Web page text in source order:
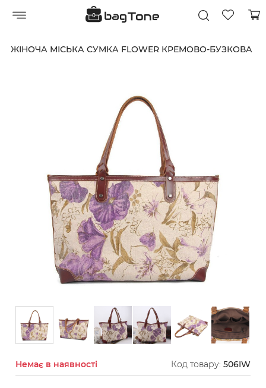
ЖІНОЧА МІСЬКА СУМКА FLOWER КРЕМОВО-БУЗКОВА
Немає в наявності Код товару: 506IW